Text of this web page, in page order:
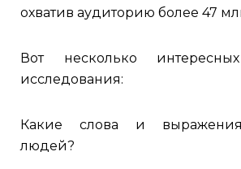
охватив аудиторию более 47
Вот несколько
исследования:
Какие слова и
людей?